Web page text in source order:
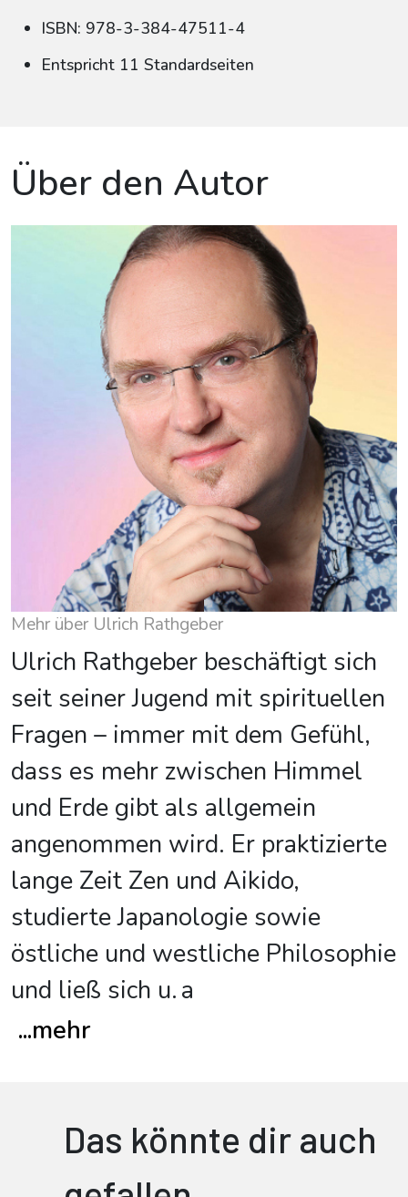
ISBN: 978-3-384-47511-4
Entspricht 11 Standardseiten
Über den Autor
Mehr über Ulrich Rathgeber
Ulrich Rathgeber beschäftigt sich
seit seiner Jugend mit spirituellen
Fragen – immer mit dem Gefühl,
dass es mehr zwischen Himmel
und Erde gibt als allgemein
angenommen wird. Er praktizierte
lange Zeit Zen und Aikido,
studierte Japanologie sowie
östliche und westliche Philosophie
und ließ sich u. a
...mehr
Das könnte dir auch